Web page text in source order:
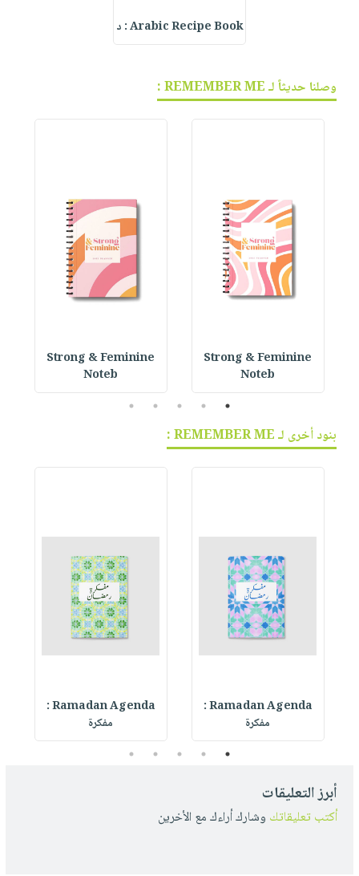
Arabic Recipe Book : د
وصلنا حديثاً لـ REMEMBER ME :
Strong & Feminine
Noteb
Strong & Feminine
Noteb
1
2
3
4
5
بنود أخرى لـ REMEMBER ME :
Ramadan Agenda :
مفكرة
Ramadan Agenda :
مفكرة
1
2
3
4
5
أبرز التعليقات
أكتب تعليقاتك وشارك أراءك مع الأخرين